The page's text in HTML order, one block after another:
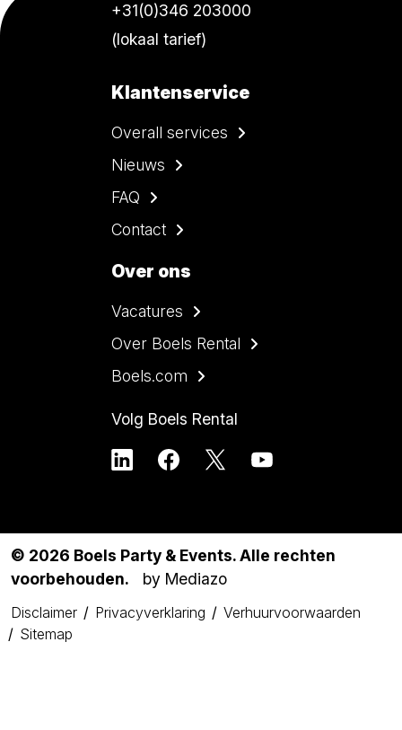
+31(0)346 203000
(lokaal tarief)
Klantenservice
Overall services
Nieuws
FAQ
Contact
Over ons
Vacatures
Over Boels Rental
Boels.com
Volg Boels Rental
© 2026 Boels Party & Events. Alle rechten
voorbehouden.
by Mediazo
Disclaimer Privacyverklaring
Verhuurvoorwaarden
Sitemap